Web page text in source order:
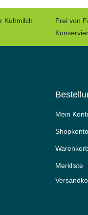
Kuhmilch
Frei von
Mein
Merkliste